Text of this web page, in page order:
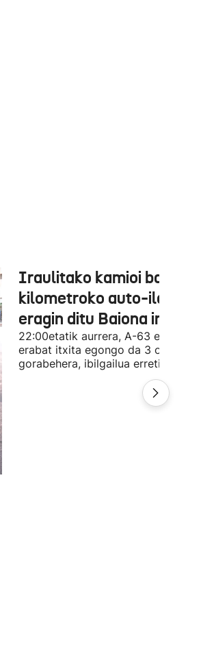
Iraulitako kamioi batek 31
kilometroko auto-ilarak
eragin ditu Baiona inguruan
22:00etatik aurrera, A-63 errepidea
erabat itxita egongo da 3 orduz,
gorabehera, ibilgailua erretiratzeko.